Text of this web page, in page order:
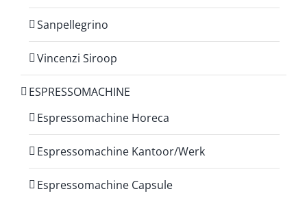
Sanpellegrino
Vincenzi Siroop
ESPRESSOMACHINE
Espressomachine Horeca
Espressomachine Kantoor/Werk
Espressomachine Capsule